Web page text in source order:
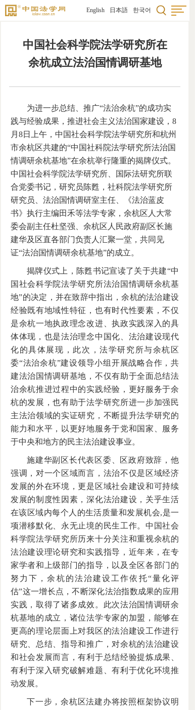
English 日本語 한국어
中国社会科学院法学研究所在
余杭成立法治国情调研基地
为进一步总结、推广“法治余杭”的成功实
践与经验成果，推进社会主义法治国家建设，8
月8日上午，中国社会科学院法学研究所和杭州
市余杭区共建的“中国社科院法学研究所法治国
情调研余杭基地”在余杭举行隆重的揭牌仪式。
中国社会科学院法学研究所、国际法研究所联
合党委书记，研究员陈甦，社科院法学研究所
研究员、法治国情调研室主任、《法治蓝皮
书》执行主编田禾等法学专家，余杭区人大常
委会副主任杜坚强、余杭区人民政府副区长施
建华及区直各部门负责人汇聚一堂，共同见
证“法治国情调研余杭基地”的成立。
揭牌仪式上，陈甦书记宣读了关于共建“中
国社会科学院法学研究所法治国情调研余杭基
地”的决定，并在致辞中指出，余杭的法治建设
经验既有地域性特征，也有时代性要素，不仅
是余杭一地执政理念改进、执政实践深入的具
体体现，也是法治理念中国化、法治建设现代
化的具体展现，此次，法学研究所与余杭区
委“法治余杭”建设领导小组开展战略合作，共
建法治国情调研基地，不仅有助于全面总结法
治余杭推进过程中的实践经验，更好服务于余
杭的发展，也有助于法学研究所进一步加强民
主法治领域的实证研究，不断提升法学研究的
能力和水平，以更好地服务于党和国家、服务
于中央和地方的民主法治建设事业。
施建华副区长代表区委、区政府致辞，他
强调，对一个区域而言，法治不仅是区域经济
发展的外在环境，更是区域社会建设和可持续
发展的制度性因素，深化法治建设，关乎生活
在该区域内每个人的生活质量和发展机会,是一
项潜移默化、永无止境的民生工作。中国社会
科学院法学研究所历来十分关注和重视余杭的
法治建设理论研究和实践指导，近年来，在专
家学者和上级部门的指导，以及全区各部门的
努力下，余杭的法治建设工作依托“量化评
估”这一增长点，不断深化法治指数成果的应用
实践，取得了诸多成效。此次法治国情调研余
杭基地的成立，诸位法学专家的加盟，能够在
更高的理论层面上对我区的法治建设工作进行
研究、总结、指导和推广，对余杭的法治建设
和社会发展而言，有利于总结经验提炼成果、
有利于深入研究破解难题、有利于优化环境推
动发展。
下一步，余杭区法建办将按照框架协议明